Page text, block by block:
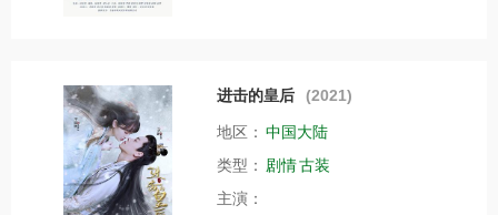
进击的皇后 (2021)
地区： 中国大陆
类型： 剧情古装
主演：